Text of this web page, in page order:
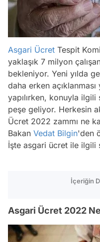
Asgari Ücret Tespit
yaklaşık 7 milyon
bekleniyor. Yeni yılda
daha erken
yapılırken, konuyla
peşe geliyor. Herkesin
Ücret 2022 zammı ne
Bakan Vedat Bilgin'den
İşte asgari ücret ile ilgili
İçeriğin
Asgari Ücret 2022